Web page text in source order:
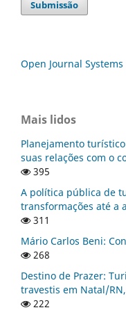
Submissão
Open Journal Systems
Mais lidos
Planejamento
suas relações com o
395
A política pública de
transformações até a
311
Mário Carlos Beni:
268
Destino de Prazer:
travestis em Natal/
222